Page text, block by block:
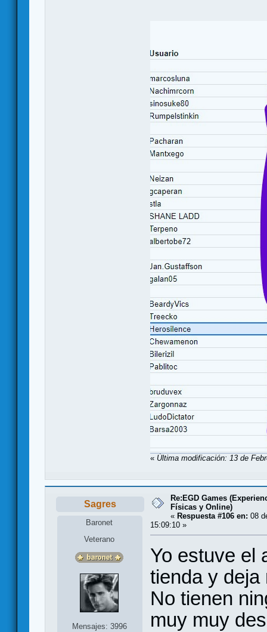
« Última modificación: 13 de
Sagres
Baronet
Veterano
Mensajes: 3996
Re:EGD Games
Físicas y Online)
« Respuesta #106 en: 08
15:09:10 »
Yo estuve el
tienda y deja
No tienen
muy muy